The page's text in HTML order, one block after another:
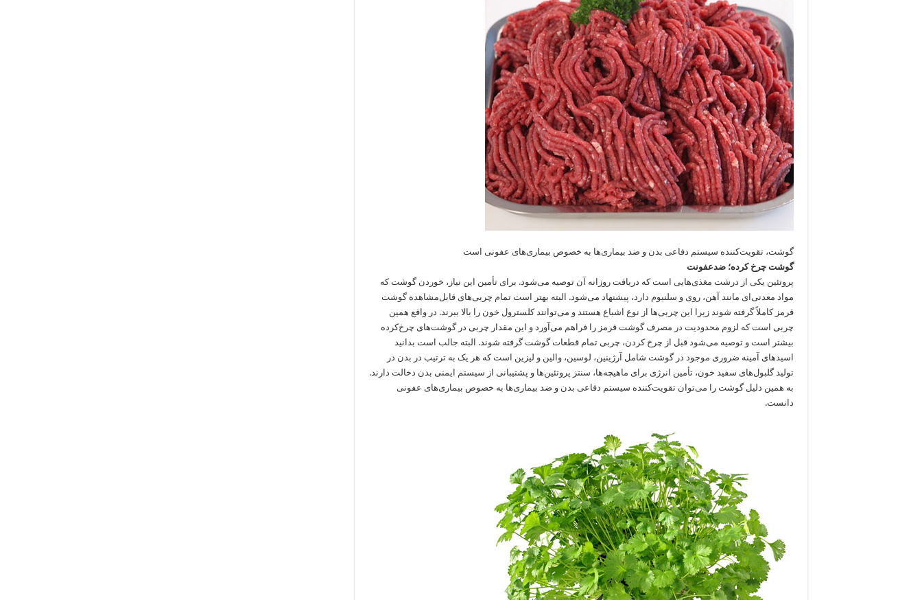
گوشت، تقویت‌کننده سیستم دفاعی بدن و ضد بیماری‌ها به خصوص بیماری‌های عفونی است
گوشت چرخ کرده؛ ضدعفونت
پروتئین یکی از درشت مغذی‌هایی است که دریافت روزانه آن توصیه می‌شود. برای تأمین این نیاز، خوردن گوشت که
مواد معدنی‌ای مانند آهن، روی و سلنیوم دارد، پیشنهاد می‌شود. البته بهتر است تمام چربی‌های قابل‌مشاهده گوشت
قرمز کاملاً گرفته شوند زیرا این چربی‌ها از نوع اشباع هستند و می‌توانند کلسترول خون را بالا ببرند. در واقع همین
چربی است که لزوم محدودیت در مصرف گوشت قرمز را فراهم می‌آورد و این مقدار چربی در گوشت‌های چرخ‌کرده
بیشتر است و توصیه می‌شود قبل از چرخ کردن، چربی تمام قطعات گوشت گرفته شوند. البته جالب است بدانید
اسیدهای آمینه ضروری موجود در گوشت شامل آرژینین، لوسین، والین و لیزین است که هر یک به ترتیب در بدن در
تولید گلبول‌های سفید خون، تأمین انرژی برای ماهیچه‌ها، سنتز پروتئین‌ها و پشتیبانی از سیستم ایمنی بدن دخالت دارند.
به همین دلیل گوشت را می‌توان تقویت‌کننده سیستم دفاعی بدن و ضد بیماری‌ها به خصوص بیماری‌های عفونی
دانست.